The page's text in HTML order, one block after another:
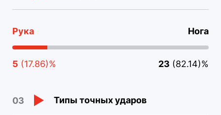
Рука Нога
5 (17.86)% 23 (82.14)%
03 Типы точных ударов